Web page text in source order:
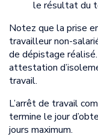
le résultat du
Notez que la prise
travailleur non-
de dépistage
attestation
travail.
L’arrêt de travail
termine le jour
jours maximum.